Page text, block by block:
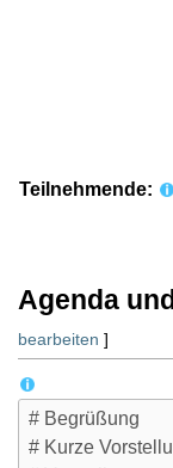
Teilnehmende:
Agenda
bearbeiten ]